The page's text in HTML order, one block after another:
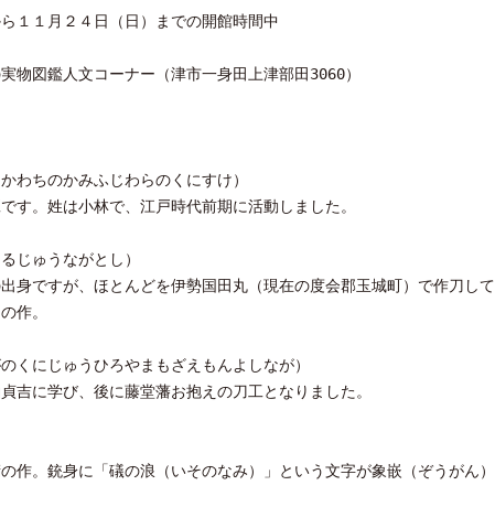
１１月２４日（日）までの開館時間中
図鑑人文コーナー（津市一身田上津部田3060）
わちのかみふじわらのくにすけ）
す。姓は小林で、江戸時代前期に活動しました。
じゅうながとし）
身ですが、ほとんどを伊勢国田丸（現在の度会郡玉城町）で作刀して
作。
くにじゅうひろやまもざえもんよしなが）
吉に学び、後に藤堂藩お抱えの刀工となりました。
作。銃身に「礒の浪（いそのなみ）」という文字が象嵌（ぞうがん）